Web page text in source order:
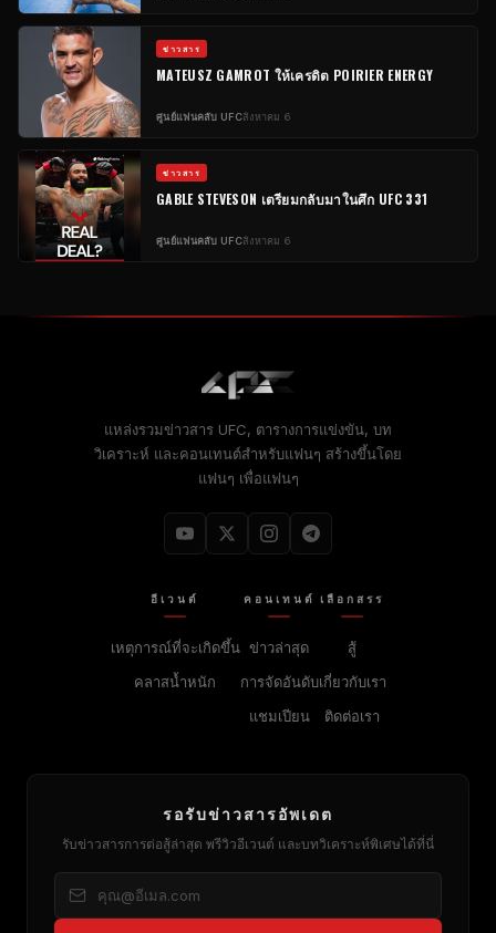
ข่าวสาร
MATEUSZ GAMROT ให้เครดิต POIRIER ENERGY
ศูนย์แฟนคลับ UFCสิงหาคม 6
ข่าวสาร
GABLE STEVESON เตรียมกลับมาในศึก UFC 331
ศูนย์แฟนคลับ UFCสิงหาคม 6
แหล่งรวมข่าวสาร UFC, ตารางการแข่งขัน, บท
วิเคราะห์ และคอนเทนต์สำหรับแฟนๆ สร้างขึ้นโดย
แฟนๆ เพื่อแฟนๆ
อีเวนต์
เหตุการณ์ที่จะเกิดขึ้น
คลาสน้ำหนัก
คอนเทนต์
ข่าวล่าสุด
การจัดอันดับ
แชมเปียน
เลือกสรร
สู้
เกี่ยวกับเรา
ติดต่อเรา
รอรับข่าวสารอัพเดต
รับข่าวสารการต่อสู้ล่าสุด พรีวิวอีเวนต์ และบทวิเคราะห์พิเศษได้ที่นี่